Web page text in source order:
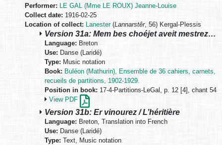
Performer:
LE GAL (Mme LE ROUX) Jeanne-Louise
Collect date: 1916-02-25
Location of collect:
Lanester(Lannarstêr, 56) Kergal-Plessis
Version 31a: Mem bes choéjet aveit mestrez…
Language: Breton
Use: Danse (Laridé)
Type: Music notation
Book: Buléon (Mathurin), Ensemble de 36 cahiers, carnets,
recueils de partitions, 1902-1929.
Position in book: 17-4-Partitions-LeGal, p. 12 [4], chant 54
View PDF
Version 31b: Er vinourez / L’héritière
Language: Breton, Translation into French
Use: Danse (Laridé)
Type: Text, Music notation